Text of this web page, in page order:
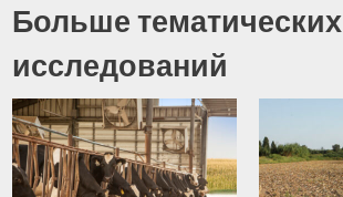
Больше тематических
исследований